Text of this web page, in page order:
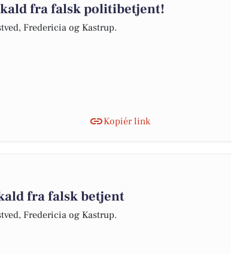
fra falsk politibetjent!
Fredericia og Kastrup.
Kopiér link
fra falsk betjent
Fredericia og Kastrup.